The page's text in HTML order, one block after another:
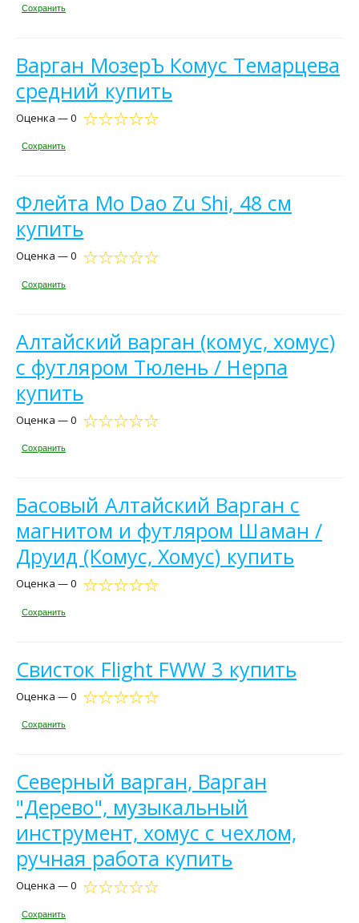
Сохранить
Варган МозерЪ Комус Темарцева
средний купить
Оценка — 0
Сохранить
Флейта Mo Dao Zu Shi, 48 см
купить
Оценка — 0
Сохранить
Алтайский варган (комус, хомус)
с футляром Тюлень / Нерпа
купить
Оценка — 0
Сохранить
Басовый Алтайский Варган с
магнитом и футляром Шаман /
Друид (Комус, Хомус) купить
Оценка — 0
Сохранить
Свисток Flight FWW 3 купить
Оценка — 0
Сохранить
Северный варган, Варган
"Дерево", музыкальный
инструмент, хомус с чехлом,
ручная работа купить
Оценка — 0
Сохранить